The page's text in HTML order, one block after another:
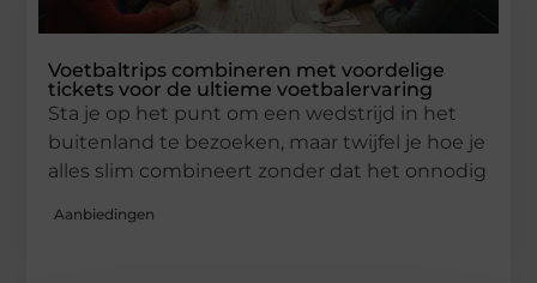
Voetbaltrips combineren met voordelige
tickets voor de ultieme voetbalervaring
Sta je op het punt om een wedstrijd in het
buitenland te bezoeken, maar twijfel je hoe je
alles slim combineert zonder dat het onnodig
Aanbiedingen